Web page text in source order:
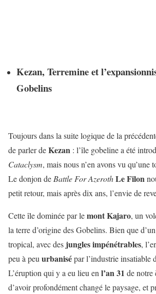
Kezan, Terremine et
Gobelins
Toujours dans la suite logique de la
de parler deKezan : l’île gobeline a été
Cataclysm, mais nous n’en avons vu qu’une
Le donjon de Battle For AzerothLe Filon
petit retour, mais après dix ans, l’envie de
Cette île dominée par lemontKajaro, un
la terre d’origine des Gobelins. Bien que
tropical, avec des junglesimpénétrables,
peu à peu urbanisépar l’industrie insatiable
L’éruption qui y a eu lieu en l’an 31 de notre
d’avoir profondément changé le paysage, et